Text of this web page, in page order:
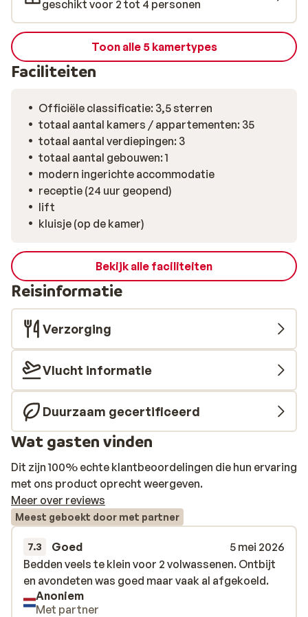
geschikt voor 2 tot 4 personen
Toon alle 5 kamertypes
Faciliteiten
Officiële classificatie: 3,5 sterren
totaal aantal kamers / appartementen: 35
totaal aantal verdiepingen: 3
totaal aantal gebouwen: 1
modern ingerichte accommodatie
receptie (24 uur geopend)
lift
kluisje (op de kamer)
Bekijk alle faciliteiten
Reisinformatie
Verzorging
Vlucht informatie
Duurzaam gecertificeerd
Wat gasten vinden
Dit zijn 100% echte klantbeoordelingen die hun ervaring
met ons product oprecht weergeven.
Meer over reviews
Meest geboekt door met partner
7.3 Goed
5 mei 2026
Bedden veels te klein voor 2 volwassenen. Ontbijt
en avondeten was goed maar vaak al afgekoeld.
Bedden veels te klein voor 2 volwassenen. Ontbijt
en avondeten was goed maar vaak al afgekoeld.
Anoniem
Met partner